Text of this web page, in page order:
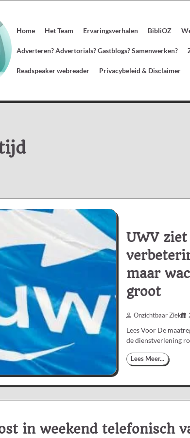
Home Het Team Ervaringsverhalen BibliOZ
Adverteren? Advertorials? Gastblogs? Samenwerken?
Readspeaker webreader Privacybeleid & Disclaimer
UWV
maar
groot
Onzichtbaar Ziek
Lees Voor De
de dienstverlening
Lees Meer...
in weekend telefonisch